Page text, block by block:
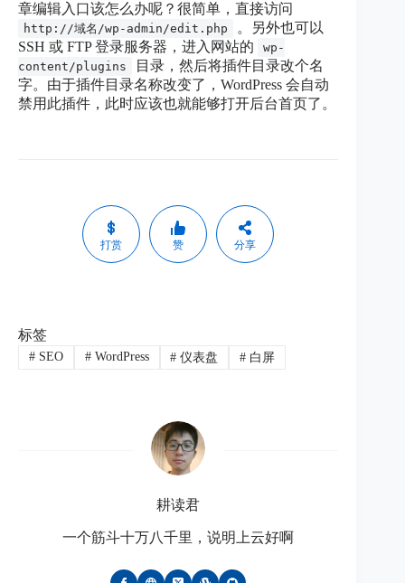
章编辑入口该怎么办呢？很简单，直接访问
http://域名/wp-admin/edit.php
。另外也可以
SSH 或 FTP 登录服务器，进入网站的
wp-
content/plugins
目录，然后将插件目录改个名
字。由于插件目录名称改变了，WordPress 会自动
禁用此插件，此时应该也就能够打开后台首页了。
打赏 赞 分享
标签
#SEO #WordPress # 仪表盘 # 白屏
耕读君
一个筋斗十万八千里，说明上云好啊